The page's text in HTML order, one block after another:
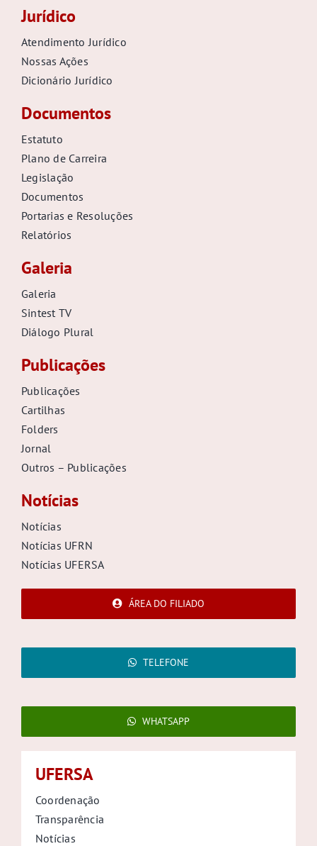
Jurídico
Atendimento Jurídico
Nossas Ações
Dicionário Jurídico
Documentos
Estatuto
Plano de Carreira
Legislação
Documentos
Portarias e Resoluções
Relatórios
Galeria
Galeria
Sintest TV
Diálogo Plural
Publicações
Publicações
Cartilhas
Folders
Jornal
Outros – Publicações
Notícias
Notícias
Notícias UFRN
Notícias UFERSA
ÁREA DO FILIADO
TELEFONE
WHATSAPP
UFERSA
Coordenação
Transparência
Notícias